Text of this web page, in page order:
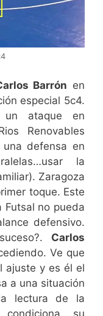
Barrón en
especial 5c4.
un ataque en
Renovables
defensa en
la
Zaragoza
toque. Este
Futsal no pueda
defensivo.
Carlos
Ve que
ajuste y es él el
a una situación
lectura de la
su